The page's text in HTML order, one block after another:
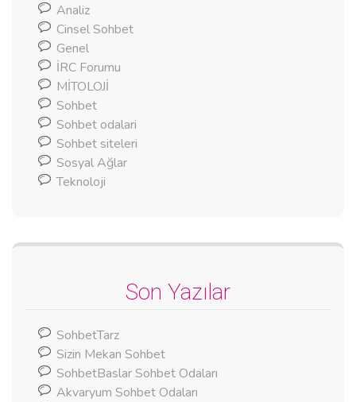
Analiz
Cinsel Sohbet
Genel
İRC Forumu
MİTOLOJİ
Sohbet
Sohbet odalari
Sohbet siteleri
Sosyal Ağlar
Teknoloji
Son Yazılar
SohbetTarz
Sizin Mekan Sohbet
SohbetBaslar Sohbet Odaları
Akvaryum Sohbet Odaları